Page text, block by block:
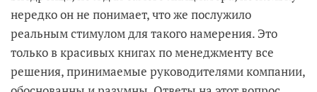
нередко он не понимает, что же послужило
реальным стимулом для такого намерения. Это
только в красивых книгах по менеджменту все
решения, принимаемые руководителями компании,